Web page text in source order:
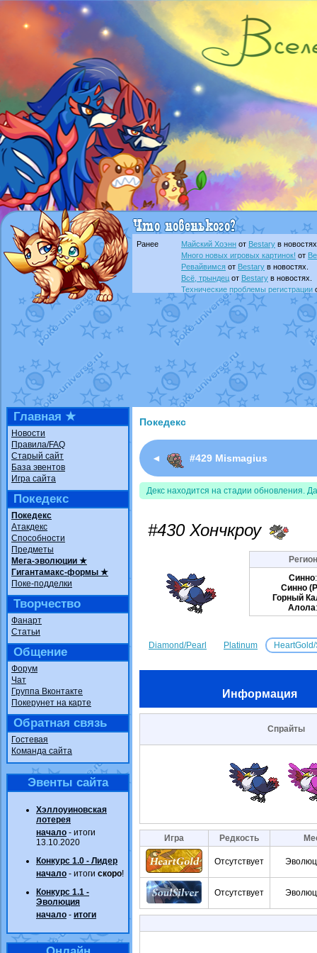
Ранее Майский Хоэнн от Bestary в
Много новых игровых картинок! от
Ревайвимся от Bestary в новостях.
Всё, трындец от Bestary в новостях.
Технические проблемы регистрации
доброе утро славянеот Dakkuв
Йолда и Мимикьюот MavisNyanCat
Недовольный котомангуст
от
The Dark Wishmakerот Randomon в
в
ilovearceus
Raging Boltот GraceDaFox
в
Shadow mismagius от
в
художник
от vicavica в фанарте.
Главная ★
Новости
Правила/FAQ
Старый сайт
База эвентов
Игра сайта
Покедекс
Покедекс
Атакдекс
Способности
Предметы
Мега-эволюции ★
Гигантамакс-формы ★
Поке-подделки
Творчество
Фанарт
Статьи
Общение
Форум
Чат
Группа Вконтакте
Покерунет на карте
Обратная связь
Гостевая
Команда сайта
Эвенты сайта
Хэллоуиновская
лотерея
начало - итоги
13.10.2020
Конкурс 1.0 - Лидер
начало - итоги скоро!
Конкурс 1.1 -
Эволюция
начало - итоги
Покедекс
◄ #429 Mismagius
Декс находится на стадии обновления.
#430 Хончкроу
Синно
Синно
Горный
Алола
Diamond/Pearl Platinum
Информация
Спрайты
Игра Редкость
Отсутствует
Отсутствует